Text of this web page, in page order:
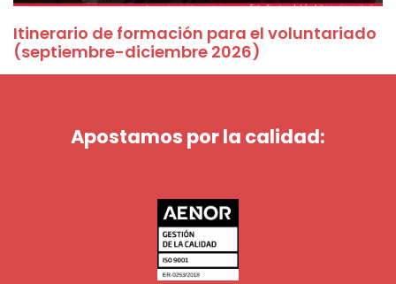
Itinerario de formación para el voluntariado
(septiembre-diciembre 2026)
Apostamos por la calidad: